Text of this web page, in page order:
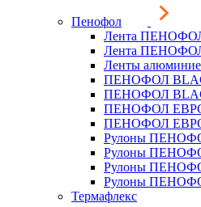
Пенофол
Лента
Лента
Ленты
ПЕНОФОЛ
ПЕНОФОЛ
ПЕНОФОЛ
ПЕНОФОЛ
Рулоны
Рулоны
Рулоны
Рулоны
Термафлекс